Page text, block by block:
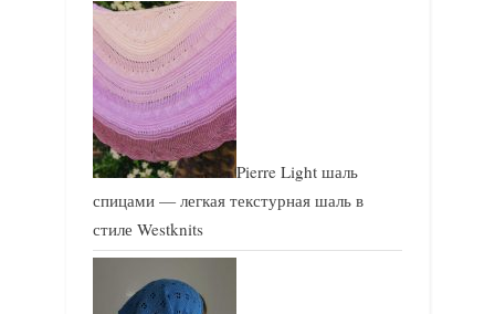
Pierre Light шаль
спицами — легкая текстурная шаль в
стиле Westknits